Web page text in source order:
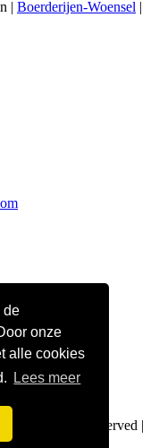
de
onze
alle cookies
Lees meer
| Boerderijen-Woensel |
. All Rights Reserved |